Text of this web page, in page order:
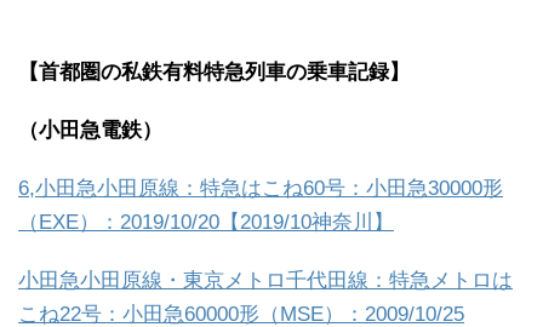
【首都圏の私鉄有料特急列車の乗車記録】
（小田急電鉄）
6,小田急小田原線：特急はこね60号：小田急30000形
（EXE）：2019/10/20【2019/10神奈川】
小田急小田原線・東京メトロ千代田線：特急メトロは
こね22号：小田急60000形（MSE）：2009/10/25